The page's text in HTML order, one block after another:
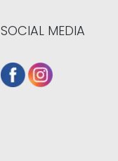
SOCIAL MEDIA